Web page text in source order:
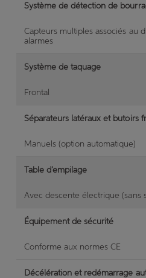
Système de détection de
Capteurs multiples associés au
alarmes
Système de taquage
Frontal
Séparateurs latéraux et butoirs
Manuels (option automatique)
Table d’empilage
Avec descente électrique (sans
Équipement de sécurité
Conforme aux normes CE
Décélération et redémarrage